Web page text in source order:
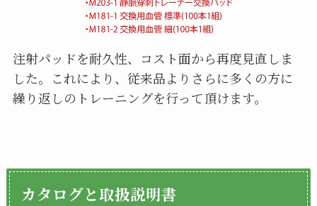
注射パッドを耐久性、コスト面から再度見直しま
した。これにより、従来品よりさらに多くの方に
繰り返しのトレーニングを行って頂けます。
カタログと取扱説明書